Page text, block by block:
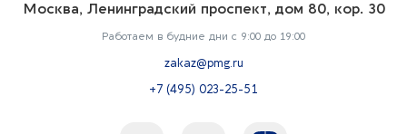
Москва, Ленинградский проспект, дом 80, кор. 30
Работаем в будние дни с 9:00 до 19:00
zakaz@pmg.ru
+7 (495) 023-25-51